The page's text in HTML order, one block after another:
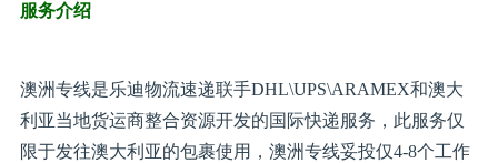
服务介绍
澳洲专线是乐迪物流速递联手DHL\UPS\ARAMEX和澳大
利亚当地货运商整合资源开发的国际快递服务，此服务仅
限于发往澳大利亚的包裹使用，澳洲专线妥投仅4-8个工作